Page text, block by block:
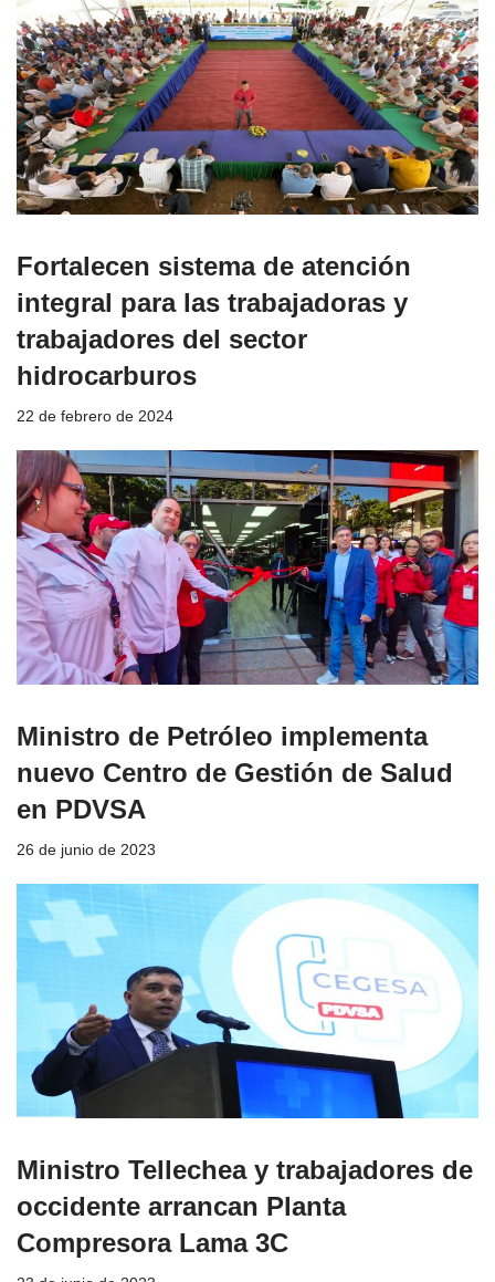
Fortalecen sistema de atención
integral para las trabajadoras y
trabajadores del sector
hidrocarburos
22 de febrero de 2024
Ministro de Petróleo implementa
nuevo Centro de Gestión de Salud
en PDVSA
26 de junio de 2023
Ministro Tellechea y trabajadores de
occidente arrancan Planta
Compresora Lama 3C